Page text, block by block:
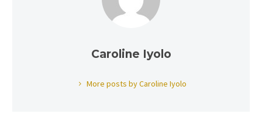
Caroline Iyolo
More posts by Caroline Iyolo